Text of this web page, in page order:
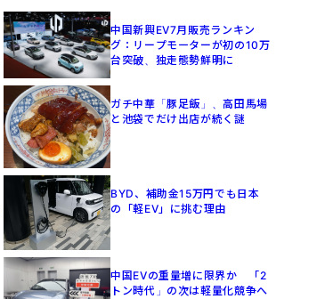
中国新興EV7月販売ランキン
グ：リープモーターが初の10万
台突破、独走態勢鮮明に
ガチ中華「豚足飯」、高田馬場
と池袋でだけ出店が続く謎
BYD、補助金15万円でも日本
の「軽EV」に挑む理由
中国EVの重量増に限界か 「2
トン時代」の次は軽量化競争へ